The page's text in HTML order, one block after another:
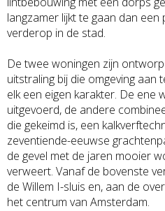
langzamer lijkt te gaan dan
verderop in de stad.
De twee woningen zijn
uitstraling bij die omgeving aan
elk een eigen karakter. De ene
uitgevoerd, de andere
die gekeimd is, een
zeventiende-eeuwse
de gevel met de jaren mooier
verweert. Vanaf de bovenste
de Willem I-sluis en, aan de
het centrum van Amsterdam.